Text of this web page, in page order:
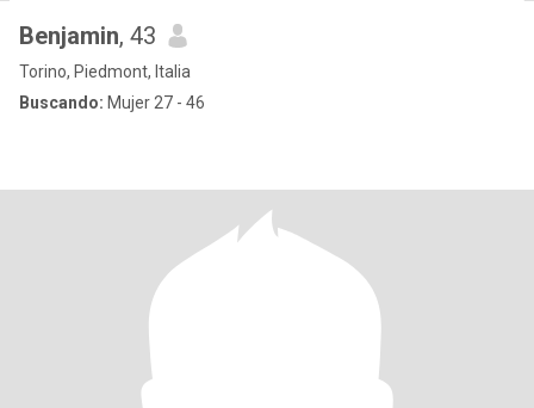
Benjamin, 43
Torino, Piedmont, Italia
Buscando: Mujer 27 - 46